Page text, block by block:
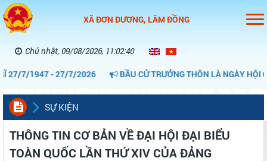
XÃ ĐƠN DƯƠNG, LÂM ĐỒNG
Chủ nhật, 09/08/2026, 11:02:41
7/1947 - 27/7/2026 BẦU CỬ TRƯỞNG THÔN LÀ NGÀY HỘI
SỰ KIỆN
THÔNG TIN CƠ BẢN VỀ ĐẠI HỘI ĐẠI BIỂU
TOÀN QUỐC LẦN THỨ XIV CỦA ĐẢNG